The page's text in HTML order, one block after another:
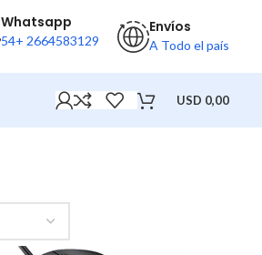
Whatsapp
54+ 2664583129
Envíos
A Todo el país
USD 0,00